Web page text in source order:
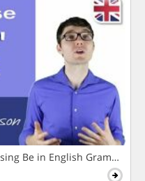
Be in English Grammar